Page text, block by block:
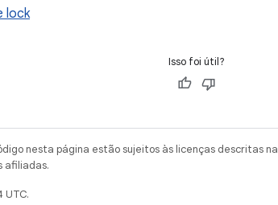
lock
Isso foi útil?
nesta página estão sujeitos às licenças descritas na
afiliadas.